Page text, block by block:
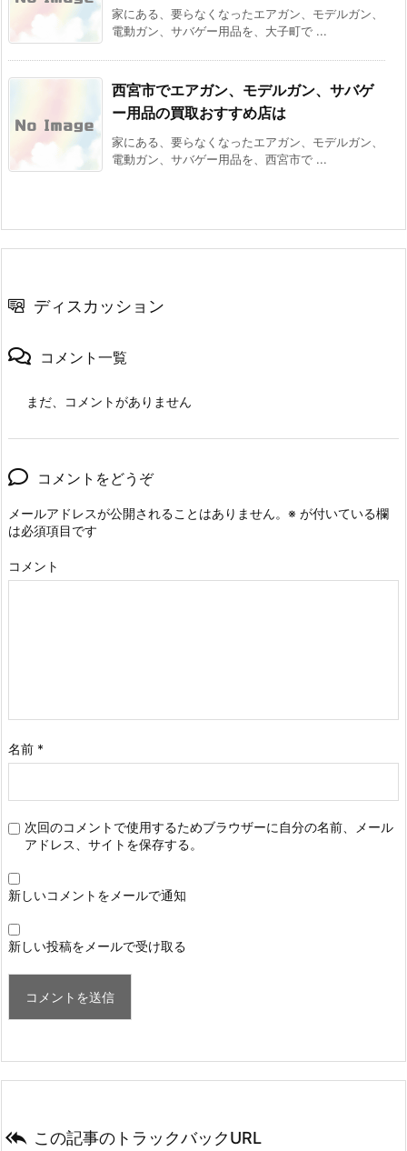
家にある、要らなくなったエアガン、モデルガン、
電動ガン、サバゲー用品を、大子町で ...
西宮市でエアガン、モデルガン、サバゲ
ー用品の買取おすすめ店は
家にある、要らなくなったエアガン、モデルガン、
電動ガン、サバゲー用品を、西宮市で ...
ディスカッション
コメント一覧
まだ、コメントがありません
コメントをどうぞ
メールアドレスが公開されることはありません。 ※ が付いている欄
は必須項目です
コメント
名前 *
次回のコメントで使用するためブラウザーに自分の名前、メール
アドレス、サイトを保存する。
新しいコメントをメールで通知
新しい投稿をメールで受け取る
 この記事のトラックバックURL